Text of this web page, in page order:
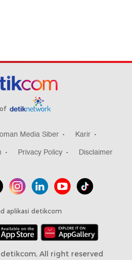
Media Siber
Karir
Privacy Policy Disclaimer
aplikasi detikcom
All right reserved